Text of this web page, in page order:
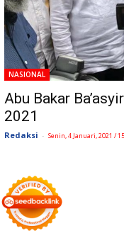
NASIONAL
Abu Bakar
2021
Redaksi - Senin, 4 Januari, 2021 /